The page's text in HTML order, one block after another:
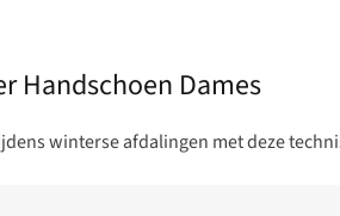
Handschoen Dames
winterse afdalingen met deze